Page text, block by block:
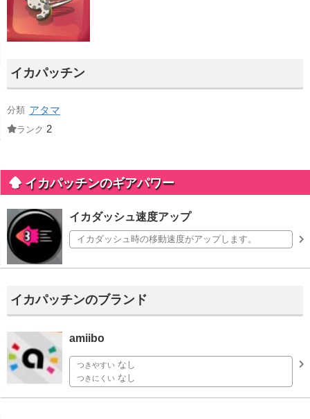
イカパッチン
分類 アタマ
ランク 2
イカパッチンのギアパワー
イカダッシュ速度アップ
イカダッシュ時の移動速度がアップします。
イカパッチンのブランド
amiibo
つきやすい なし
つきにくい なし